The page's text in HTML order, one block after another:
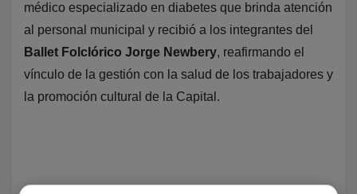
médico especializado en diabetes que brinda atención
al personal municipal y recibió a los integrantes del
Ballet Folclórico Jorge Newbery, reafirmando el
vínculo de la gestión con la salud de los trabajadores y
la promoción cultural de la Capital.